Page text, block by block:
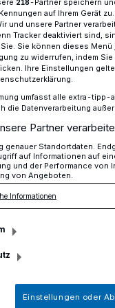
Bewerbungsphase
City-
der vierte
Moerser
218-Partner speichern
auf Ihrem Gerät
und unsere Partner
Tracker deaktiviert sind,
Sie können dieses
zu widerrufen, indem
Ihre Einstellungen
umfasst alle extra-
die Datenverarbeitung
Partner
genauer Standortdaten.
auf Informationen auf
und der Performance
von Angeboten.
Informationen
Einstellungen oder